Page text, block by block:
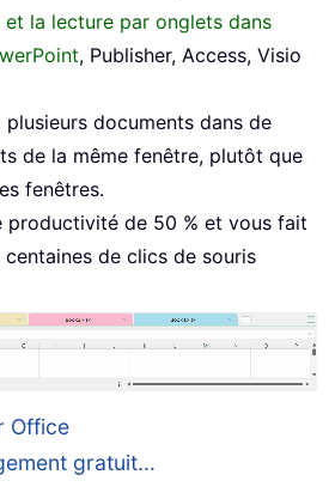
et la lecture par onglets dans
, Publisher, Access, Visio
documents dans de
de la même fenêtre, plutôt que
fenêtres.
productivité de 50 % et vous fait
de clics de souris
Office
gratuit...